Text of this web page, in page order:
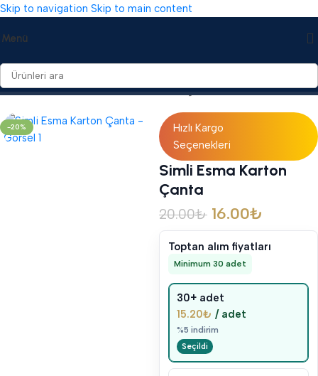
Skip to navigation Skip to main content
Menü
Ana Sayfa/Mevlid Hediyelikleri/Karton Çantalar
-20%
Hızlı Kargo
Seçenekleri
Simli Esma Karton
Çanta
20.00₺ 16.00₺
Toptan alım fiyatları
Minimum 30 adet
30+ adet
15.20₺ / adet
%5 indirim